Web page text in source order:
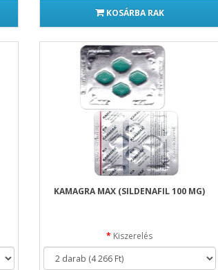
KOSÁRBA RAK
KAMAGRA MAX (SILDENAFIL 100 MG)
Kiszerelés